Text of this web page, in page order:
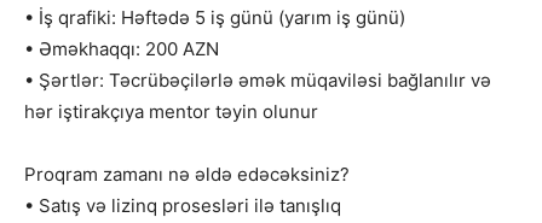
• İş qrafiki: Həftədə 5 iş günü (yarım iş günü)
• Əməkhaqqı: 200 AZN
• Şərtlər: Təcrübəçilərlə əmək müqaviləsi bağlanılır və
hər iştirakçıya mentor təyin olunur
Proqram zamanı nə əldə edəcəksiniz?
• Satış və lizinq prosesləri ilə tanışlıq